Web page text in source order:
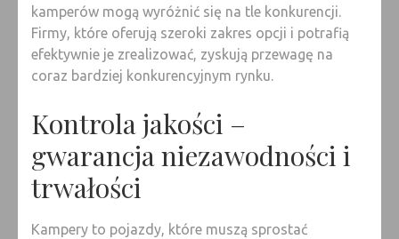
kamperów mogą wyróżnić się na tle konkurencji.
Firmy, które oferują szeroki zakres opcji i potrafią
efektywnie je zrealizować, zyskują przewagę na
coraz bardziej konkurencyjnym rynku.
Kontrola jakości –
gwarancja niezawodności i
trwałości
Kampery to pojazdy, które muszą sprostać